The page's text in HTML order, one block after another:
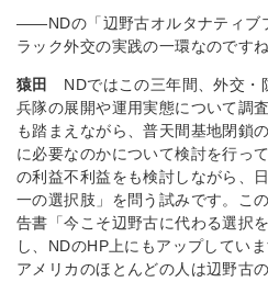
――NDの「辺野古オルタナティブ
ラック外交の実践の一環なのですね
猿田
NDではこの三年間、外交・
兵隊の展開や運用実態について調
も踏まえながら、普天間基地閉鎖
に必要なのかについて検討を行っ
の利益不利益をも検討しながら、
一の選択肢」を問う試みです。こ
告書「今こそ辺野古に代わる選
し、NDのHP上にもアップしていま
アメリカのほとんどの人は辺野古